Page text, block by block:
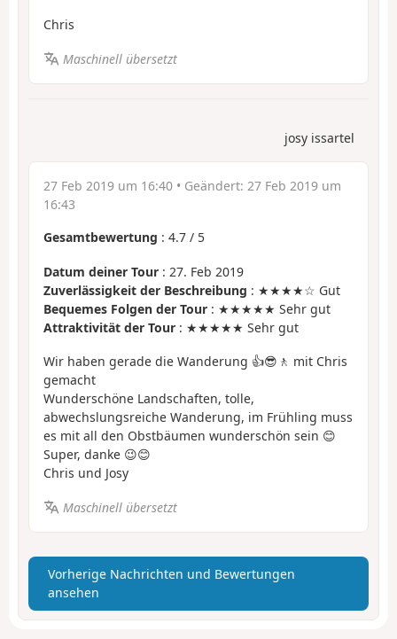
Chris
Maschinell übersetzt
josy issartel
27 Feb 2019 um 16:40 • Geändert: 27 Feb 2019 um
16:43
Gesamtbewertung : 4.7 / 5
Datum deiner Tour : 27. Feb 2019
Zuverlässigkeit der Beschreibung : ★★★★☆ Gut
Bequemes Folgen der Tour : ★★★★★ Sehr gut
Attraktivität der Tour : ★★★★★ Sehr gut
Wir haben gerade die Wanderung 👍😎🚶 mit Chris
gemacht
Wunderschöne Landschaften, tolle,
abwechslungsreiche Wanderung, im Frühling muss
es mit all den Obstbäumen wunderschön sein 😊
Super, danke 😉😊
Chris und Josy
Maschinell übersetzt
Vorherige Nachrichten und Bewertungen
ansehen